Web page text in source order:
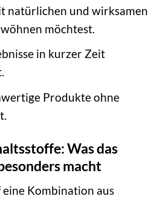
natürlichen und wirksamen
möchtest.
in kurzer Zeit
Produkte ohne
Was das
macht
Kombination aus